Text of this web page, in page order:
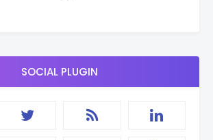
SOCIAL PLUGIN